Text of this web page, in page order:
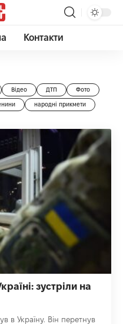
Контакти
Відео ДТП Фото
народні прикмети
зустріли на
в Україну. Він перетнув